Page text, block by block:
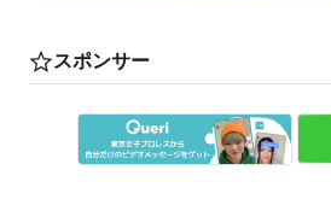
スポンサー